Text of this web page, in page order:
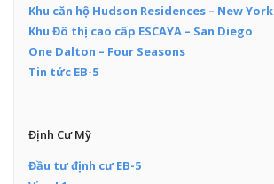
Khu căn hộ Hudson Residences – New York
Khu Đô thị cao cấp ESCAYA – San Diego
One Dalton – Four Seasons
Tin tức EB-5
Định Cư Mỹ
Đầu tư định cư EB-5